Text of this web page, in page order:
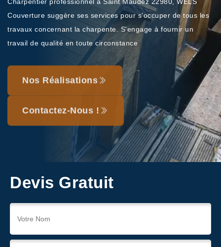
Couverture suggère ses services pour s'occuper de tous les
travaux concernant la charpente. S'engage à fournir un
travail de qualité en toute circonstance
Nos Réalisations
Contactez-Nous !
Devis Gratuit